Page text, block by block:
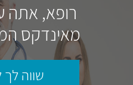
רופא, אתה
מאינדקס
שווה